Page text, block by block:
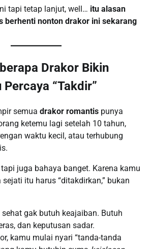
tapi tetap lanjut, well… itu alasan
berhenti nonton drakor ini sekarang
Drakor Bikin
“Takdir”
semua drakor romantis punya
ketemu lagi setelah 10 tahun,
waktu kecil, atau terhubung
juga bahaya banget. Karena kamu
itu harus “ditakdirkan,” bukan
gak butuh keajaiban. Butuh
dan keputusan sadar.
kamu mulai nyari “tanda-tanda